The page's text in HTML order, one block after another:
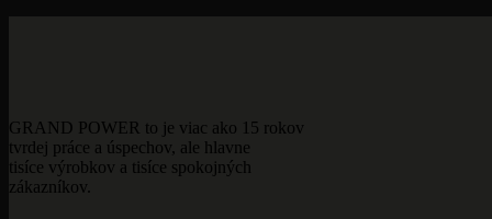
GRAND POWER to je viac ako 15 rokov
tvrdej práce a úspechov, ale hlavne
tisíce výrobkov a tisíce spokojných
zákazníkov.